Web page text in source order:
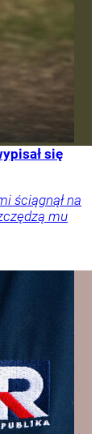
się
ściągnął na
mu